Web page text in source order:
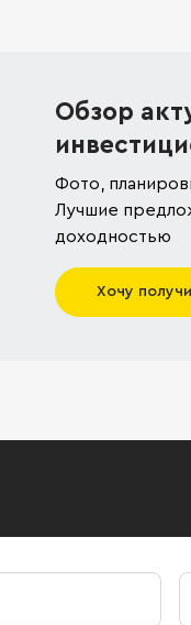
Обзор
Фото,
Лучшие
доходностью
Хочу